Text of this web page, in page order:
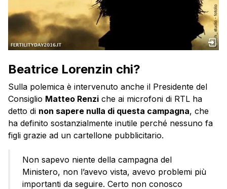
Beatrice Lorenzin chi?
Sulla polemica è intervenuto anche il Presidente del
Consiglio Matteo Renzi che ai microfoni di RTL ha
detto di non sapere nulla di questa campagna, che
ha definito sostanzialmente inutile perché nessuno fa
figli grazie ad un cartellone pubblicitario.
Non sapevo niente della campagna del
Ministero, non l’avevo vista, avevo problemi più
importanti da seguire. Certo non conosco